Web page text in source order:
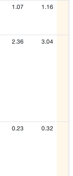
1.07 1.16
2.36 3.04
0.23 0.32